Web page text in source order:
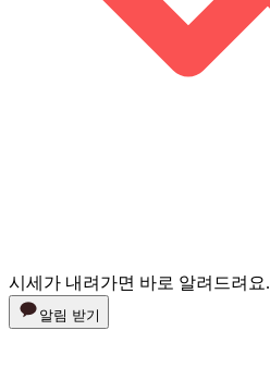
시세가 내려가면 바로 알려드려요.
알림 받기